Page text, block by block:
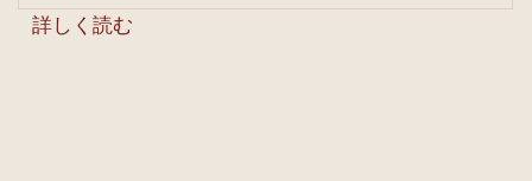
的な情熱が注がれた空間を求めています。 Ômm Mixology Saigon
詳しく読む